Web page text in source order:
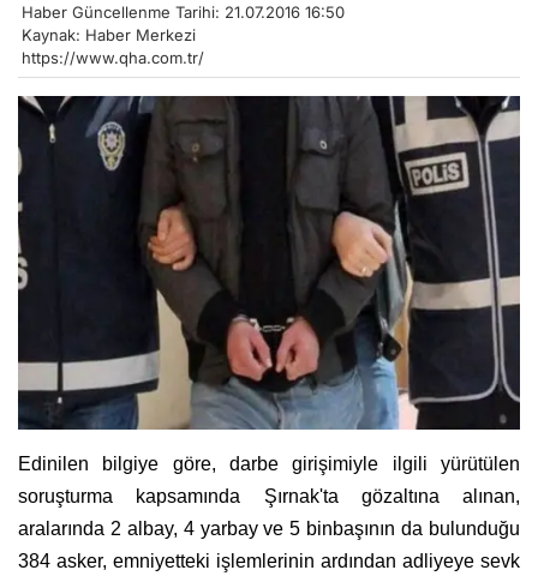
Haber Güncellenme Tarihi: 21.07.2016 16:50
Kaynak: Haber Merkezi
https://www.qha.com.tr/
Edinilen bilgiye göre, darbe girişimiyle ilgili yürütülen
soruşturma kapsamında Şırnak'ta gözaltına alınan,
aralarında 2 albay, 4 yarbay ve 5 binbaşının da bulunduğu
384 asker, emniyetteki işlemlerinin ardından adliyeye sevk